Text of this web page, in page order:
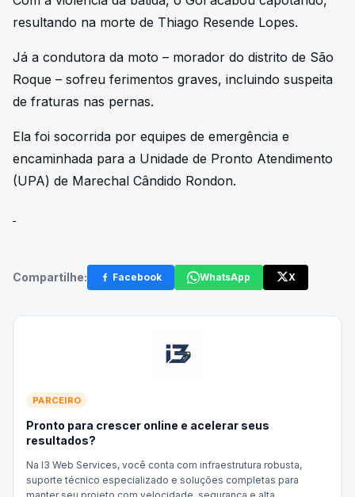
resultando na morte de Thiago Resende Lopes.
Já a condutora da moto – morador do distrito de São
Roque – sofreu ferimentos graves, incluindo suspeita
de fraturas nas pernas.
Ela foi socorrida por equipes de emergência e
encaminhada para a Unidade de Pronto Atendimento
(UPA) de Marechal Cândido Rondon.
Compartilhe: Facebook WhatsApp X
PARCEIRO
Pronto para crescer online e acelerar seus
resultados?
Na I3 Web Services, você conta com infraestrutura robusta,
suporte técnico especializado e soluções completas para